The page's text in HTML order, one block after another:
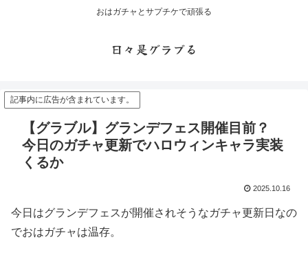
おはガチャとサプチケで頑張る
日々是グラブる
記事内に広告が含まれています。
【グラブル】グランデフェス開催目前？
今日のガチャ更新でハロウィンキャラ実装
くるか
2025.10.16
今日はグランデフェスが開催されそうなガチャ更新日なの
でおはガチャは温存。